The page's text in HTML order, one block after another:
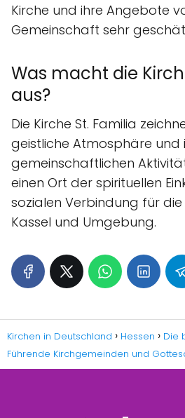
Kirche und ihre Angebote
Gemeinschaft sehr
Was macht die
aus?
Die Kirche St. Familia
geistliche Atmosphäre und
gemeinschaftlichen
einen Ort der spirituellen
sozialen Verbindung für die
Kassel und Umgebung.
Kirchen in Deutschland Hessen
Die
Führende Kirchgemeinden und